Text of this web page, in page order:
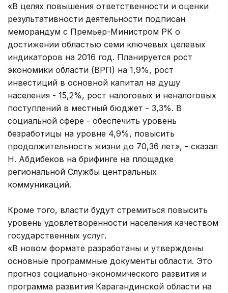
«В целях повышения ответственности и оценки
результативности деятельности подписан
меморандум с Премьер-Министром РК о
достижении областью семи ключевых целевых
индикаторов на 2016 год. Планируется рост
экономики области (ВРП) на 1,9%, рост
инвестиций в основной капитал на душу
населения - 15,2%, рост налоговых и неналоговых
поступлений в местный бюджет - 3,3%. В
социальной сфере - обеспечить уровень
безработицы на уровне 4,9%, повысить
продолжительность жизни до 70,36 лет», - сказал
Н. Абдибеков на брифинге на площадке
региональной Службы центральных
коммуникаций.
Кроме того, власти будут стремиться повысить
уровень удовлетворенности населения качеством
государственных услуг.
«В новом формате разработаны и утверждены
основные программные документы области. Это
прогноз социально-экономического развития и
программа развития Карагандинской области на